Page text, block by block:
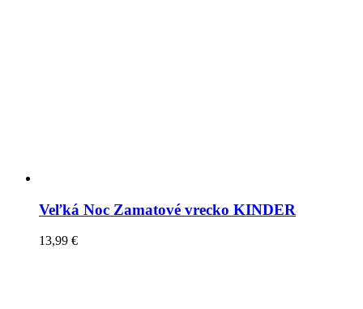
Veľká Noc Zamatové vrecko KINDER
13,99 €